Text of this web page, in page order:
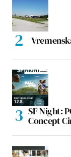
SF Night:
Concept